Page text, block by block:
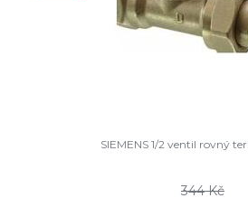
SIEMENS 1/2 ventil rovný
344 Kč